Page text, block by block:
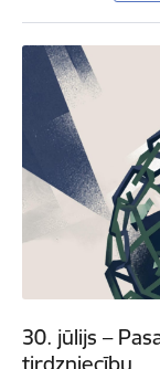
30. jūlijs –
tirdzniecību